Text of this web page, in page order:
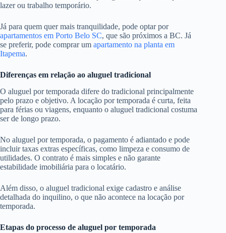
lazer ou trabalho temporário.
Já para quem quer mais tranquilidade, pode optar por
apartamentos em Porto Belo SC, que são próximos a BC. Já
se preferir, pode comprar um apartamento na planta em
Itapema.
Diferenças em relação ao aluguel tradicional
O aluguel por temporada difere do tradicional principalmente
pelo prazo e objetivo. A locação por temporada é curta, feita
para férias ou viagens, enquanto o aluguel tradicional costuma
ser de longo prazo.
No aluguel por temporada, o pagamento é adiantado e pode
incluir taxas extras específicas, como limpeza e consumo de
utilidades. O contrato é mais simples e não garante
estabilidade imobiliária para o locatário.
Além disso, o aluguel tradicional exige cadastro e análise
detalhada do inquilino, o que não acontece na locação por
temporada.
Etapas do processo de aluguel por temporada